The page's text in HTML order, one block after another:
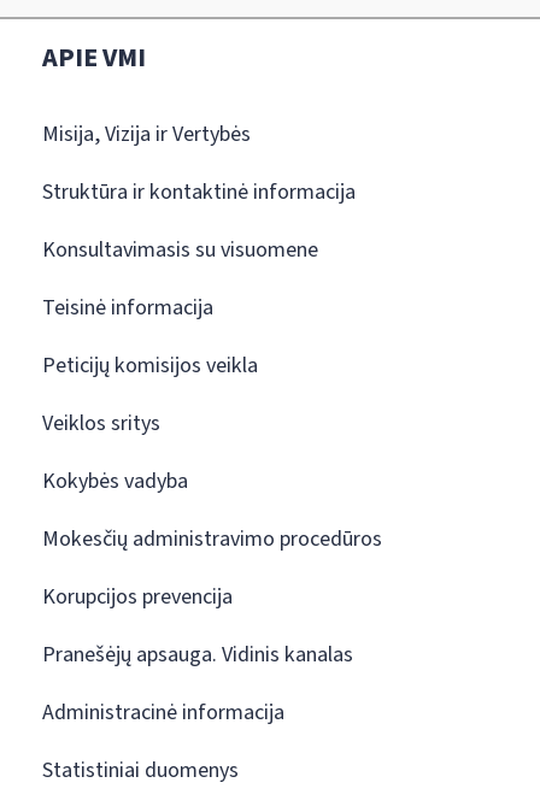
APIE VMI
Misija, Vizija ir Vertybės
Struktūra ir kontaktinė informacija
Konsultavimasis su visuomene
Teisinė informacija
Peticijų komisijos veikla
Veiklos sritys
Kokybės vadyba
Mokesčių administravimo procedūros
Korupcijos prevencija
Pranešėjų apsauga. Vidinis kanalas
Administracinė informacija
Statistiniai duomenys